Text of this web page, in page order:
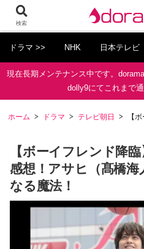
ドラマ >> NHK 日本テレビ
現在長期メンテナンス中です。
dolly9にてこれまで
ホーム ドラマ テレビ朝日 【
【ボーイフレンド降
感想！アサヒ（髙橋海
なる魔法！
検索